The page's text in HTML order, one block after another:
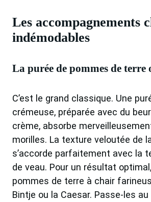
Les accompagnements
indémodables
La purée de pommes de terre
C’est le grand classique. Une
crémeuse, préparée avec du
crème, absorbe
morilles. La texture veloutée de
s’accorde parfaitement avec la
de veau. Pour un résultat
pommes de terre à chair
Bintje ou la Caesar. Passe-les